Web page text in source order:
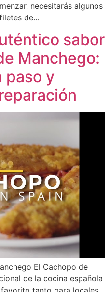
necesitarás algunos
de…
sabor
Manchego:
paso y
El Cachopo de
de la cocina española
tanto para locales